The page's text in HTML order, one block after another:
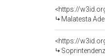
<https://
Malatesta
<https://